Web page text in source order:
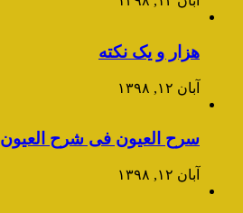
هزار و یک نکته
آبان ۱۲, ۱۳۹۸
سرح العیون فی شرح العیون
آبان ۱۲, ۱۳۹۸